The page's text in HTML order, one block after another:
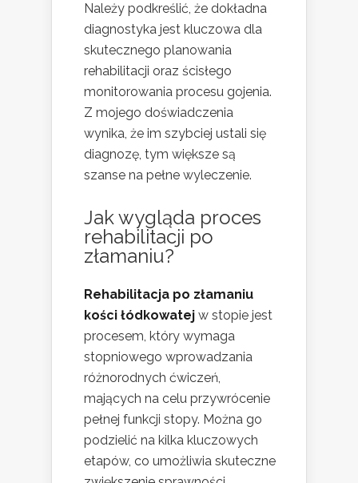
Należy podkreślić, że dokładna
diagnostyka jest kluczowa dla
skutecznego planowania
rehabilitacji oraz ścisłego
monitorowania procesu gojenia.
Z mojego doświadczenia
wynika, że im szybciej ustali się
diagnozę, tym większe są
szanse na pełne wyleczenie.
Jak wygląda proces
rehabilitacji po
złamaniu?
Rehabilitacja po złamaniu
kości łódkowatej w stopie jest
procesem, który wymaga
stopniowego wprowadzania
różnorodnych ćwiczeń,
mających na celu przywrócenie
pełnej funkcji stopy. Można go
podzielić na kilka kluczowych
etapów, co umożliwia skuteczne